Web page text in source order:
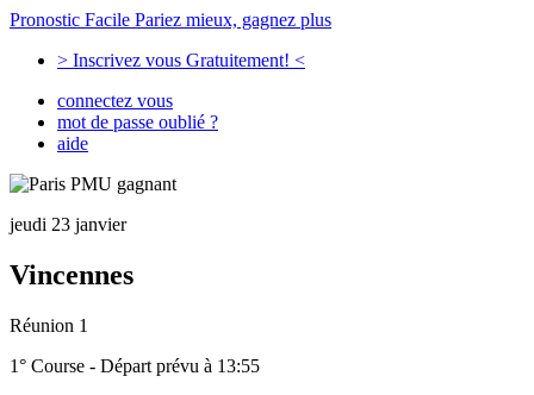
Pronostic Facile Pariez mieux, gagnez plus
> Inscrivez vous Gratuitement! <
connectez vous
mot de passe oublié ?
aide
jeudi 23 janvier
Vincennes
Réunion 1
1° Course - Départ prévu à 13:55